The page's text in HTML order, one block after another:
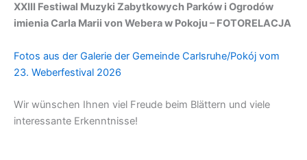
XXIII Festiwal Muzyki Zabytkowych Parków i Ogrodów
imienia Carla Marii von Webera w Pokoju – FOTORELACJA
Fotos aus der Galerie der Gemeinde Carlsruhe/Pokój vom
23. Weberfestival 2026
Wir wünschen Ihnen viel Freude beim Blättern und viele
interessante Erkenntnisse!